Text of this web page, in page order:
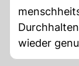
wieder